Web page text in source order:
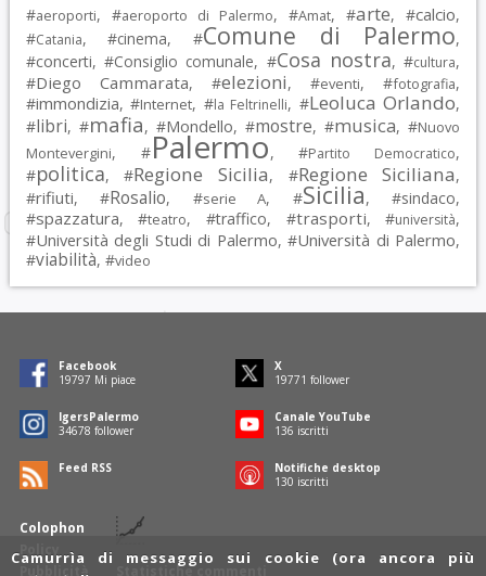
#aeroporti, #aeroporto di Palermo, #Amat, #arte, #calcio,
#Catania, #cinema, #Comune di Palermo,
#concerti, #Consiglio comunale, #Cosa nostra, #cultura,
#Diego Cammarata, #elezioni, #eventi, #fotografia,
#immondizia, #Internet, #la Feltrinelli, #Leoluca Orlando,
#libri, #mafia, #Mondello, #mostre, #musica, #Nuovo
Montevergini, #Palermo, #Partito Democratico,
#politica, #Regione Sicilia, #Regione Siciliana,
#rifiuti, #Rosalio, #serie A, #Sicilia, #sindaco,
#spazzatura, #teatro, #traffico, #trasporti, #università,
#Università degli Studi di Palermo, #Università di Palermo,
#viabilità, #video
Colophon
Policy
Pubblicità
Statistiche commenti
Facebook
19797 Mi piace
X
19771 follower
IgersPalermo
34678 follower
Canale YouTube
136 iscritti
Feed RSS
Notifiche desktop
130 iscritti
Camurrìa di messaggio sui cookie (ora ancora più